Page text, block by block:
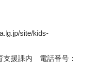
site/kids-
支援課内 電話番号：